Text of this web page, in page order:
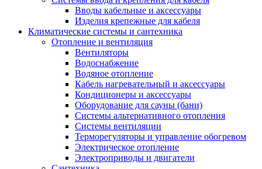
Вводы кабельные и аксессуары
Изделия крепежные для кабеля
Климатические системы и сантехника
Отопление и вентиляция
Вентиляторы
Водоснабжение
Водяное отопление
Кабель нагревательный и аксессуары
Кондиционеры и аксессуары
Оборудование для сауны (бани)
Системы альтернативного отопления
Системы вентиляции
Терморегуляторы и управление обогревом
Электрическое отопление
Электроприводы и двигатели